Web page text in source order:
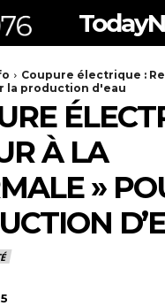
Coupure électrique :
la production d'eau
À LA
»